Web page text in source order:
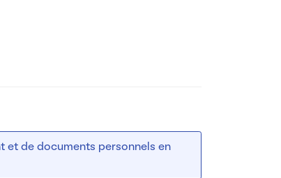
et de documents personnels en